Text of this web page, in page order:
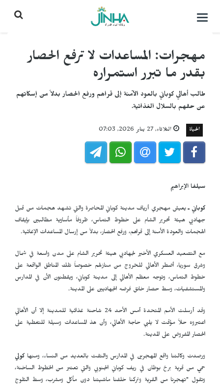
التحكم
مهجرات: المساعدات لا ترفع الحصار
بقدر ما تبرر استمراره
طالب أهالي كوباني بالعود الآمنة إلى قراهم ورفع الحصار بدلاً من إسكاتهم
عن حقهم بالسلال الغذائية.
الحياة الثلاثاء, 27 يناير 2026, 07:03
سيلفا الإبراهيم
كوباني ـيعيش مهجري أرياف مدينة كوباني المحاصرة والتي تشهد هجمات من قبل
جهاديي هيئة تحرير الشام على خطوط التماس، ظروفاً مأساوية مطالبين بإيقاف
الهجمات والعودة الأمنة إلى قراهم، ورفع الحصار، بدلاً من إرسال المساعدات الإغاثية.
مع التصعيد العسكري الأخير لجهاديي هيئة تحرير الشام على مدن واسعة في شمال
وشرق سوريا، أضطر الأهالي للخروج من منازلهم خصوصاً تلك المناطق الواقعة على
خطوط التماس، وتوجه معظم الأهالي إلى مدينة كوباني، ويقطنون الأن في المدارس
والمستشفيات، وسط حصار خانق فرضه الجهاديين على المدينة.
وقد أرسلت الأمم المتحدة أمس الأحد 24 شاحنة غذائية للمدينة إلا أن الأهالي
اعتبروه حلاً مؤقت لا يلبي حاجة الأهالي، وأن هذ المساعدات وسيلة للتغطية على
الحصار المفروض على المدينة.
ورصدت وكالتنا واقع المهجرين في المدارس والتقت بالعديد من النساء، ومنها كولي
حمي من قرية برخ بوطان في ريف كوباني الجنوبي والتي تعتبر من الخطوط الساخنة،
وتقول "تهجرنا من القرية وتركنا خلفنا ماشيتنا دون مأكل ومشرب، وسط الثلوج